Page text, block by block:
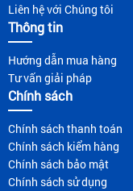
Liên hệ với Chúng tôi
Thông tin
Hướng dẫn mua hàng
Tư vấn giải pháp
Chính sách
Chính sách thanh toán
Chính sách kiểm hàng
Chính sách bảo mật
Chính sách sử dụng